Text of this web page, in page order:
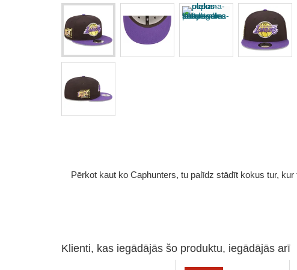
Pērkot kaut ko Caphunters, tu palīdz stādīt kokus tur,
Klienti, kas iegādājās šo produktu, iegādājās arī